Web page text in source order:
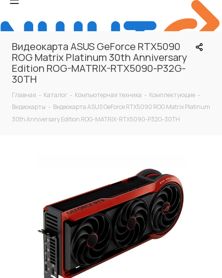
Видеокарта ASUS GeForce RTX5090
ROG Matrix Platinum 30th Anniversary
Edition ROG-MATRIX-RTX5090-P32G-
30TH
Главная - Каталог - Компьютерная техника - Комплектующие -
Видеокарты - Видеокарта ASUS GeForce RTX5090 ROG Matrix Platinum
30th Anniversary Edition ROG-MATRIX-RTX5090-P32G-30TH